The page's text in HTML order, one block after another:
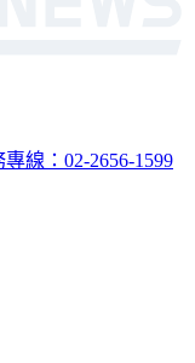
線：02-2656-1599